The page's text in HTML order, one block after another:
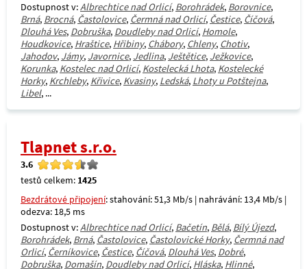
Dostupnost v:Albrechtice nad Orlicí, Borohrádek, Borovnice,
Brná, Brocná, Častolovice, Čermná nad Orlicí, Čestice, Číčová,
Dlouhá Ves, Dobruška, Doudleby nad Orlicí, Homole,
Houdkovice, Hraštice, Hřibiny, Chábory, Chleny, Chotiv,
Jahodov, Jámy, Javornice, Jedlina, Ještětice, Ježkovice,
Korunka, Kostelec nad Orlicí, Kostelecká Lhota, Kostelecké
Horky, Krchleby, Křivice, Kvasiny, Ledská, Lhoty u Potštejna,
Libel, ...
Tlapnet s.r.o.
3.6
testů celkem: 1425
Bezdrátové připojení: stahování: 51,3 Mb/s | nahrávání: 13,4 Mb/s |
odezva: 18,5 ms
Dostupnost v:Albrechtice nad Orlicí, Bačetín, Bělá, Bílý Újezd,
Borohrádek, Brná, Častolovice, Častolovické Horky, Čermná nad
Orlicí, Černíkovice, Čestice, Číčová, Dlouhá Ves, Dobré,
Dobruška, Domašín, Doudleby nad Orlicí, Hláska, Hlinné,